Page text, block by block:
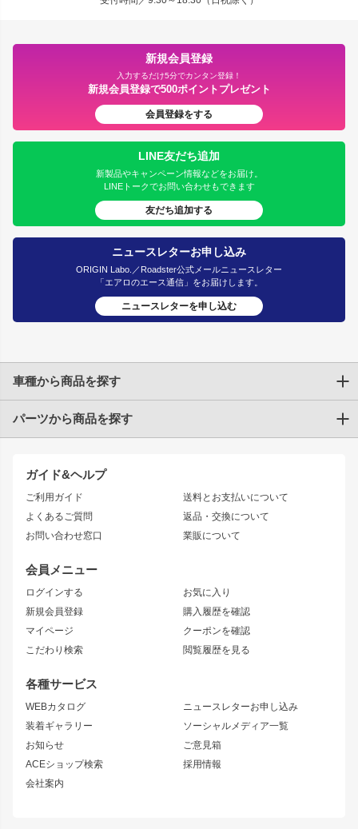
新規会員登録
入力するだけ5分でカンタン登録！
新規会員登録で500ポイントプレゼント
会員登録をする
LINE友だち追加
新製品やキャンペーン情報などをお届け。
LINEトークでお問い合わせもできます
友だち追加する
ニュースレターお申し込み
ORIGIN Labo.／Roadster公式メールニュースレター
「エアロのエース通信」をお届けします。
ニュースレターを申し込む
ガイド&ヘルプ
ご利用ガイド
よくあるご質問
お問い合わせ窓口
送料とお支払いについて
返品・交換について
業販について
会員メニュー
ログインする
新規会員登録
マイページ
こだわり検索
お気に入り
購入履歴を確認
クーポンを確認
閲覧履歴を見る
各種サービス
WEBカタログ
装着ギャラリー
お知らせ
ACEショップ検索
会社案内
ニュースレターお申し込み
ソーシャルメディア一覧
ご意見箱
採用情報
車種から商品を探す
トヨタ
JZX90 CHASER
JZX110 MARK II
JZX100 MARK II
JZX90 MARK II
トレノ
マークX
アリスト
ソアラ
アルテッツァ
ニッサン
S15 シルビア
S14 シルビア 後期
S13 シルビア
180SX
シルエイティ
ワンビア
ローレル
セフィーロ
キャラバン
スズキ
パーツから商品を探す
エアロシリーズ
ドリフトライン
風神
雷神
レーシングライン
アタックライン
ストリームライン
リアウイング
ジムニーパーツ
ホイール
MUD-S7
MUD-SR7
まつど家 鉄漢